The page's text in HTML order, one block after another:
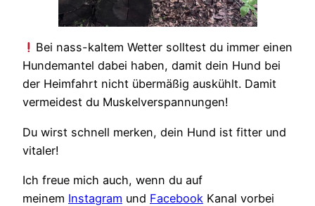
Bei nass-kaltem Wetter solltest du immer einen
Hundemantel dabei haben, damit dein Hund bei
der Heimfahrt nicht übermäßig auskühlt. Damit
vermeidest du Muskelverspannungen!
Du wirst schnell merken, dein Hund ist fitter und
vitaler!
Ich freue mich auch, wenn du auf
meinem Instagram und Facebook Kanal vorbei